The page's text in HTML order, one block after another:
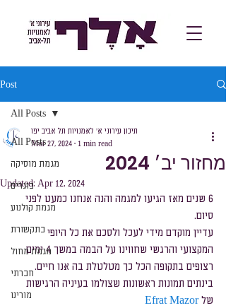
Post
All Posts
מגמת מוסיקה
בוגרים
מגמת קולנוע
בתקשורת
מגמת מחול
חברתי
מורינו
All Posts
מחזור יב׳ 2024
תיכון עירוני א׳ לאמנויות תל אביב יפו
Mar 27, 2024
1 min read
Updated: Apr 12, 2024
6 שנים מאז הגיעו למגמה והנה אנחנו כמעט לפני
סיום.
עדיין מוקדם מידי לעכל ולסכם את כל היופי
המקצועי והרגשי שחווינו על הבמה במשך 4 ימים
רצופים בתקופה הכל כך מטלטלת בה אנו חיים.
בינתים תמונות ראשונות שצולמו בעיניה הרגישות
של Efrat Mazor